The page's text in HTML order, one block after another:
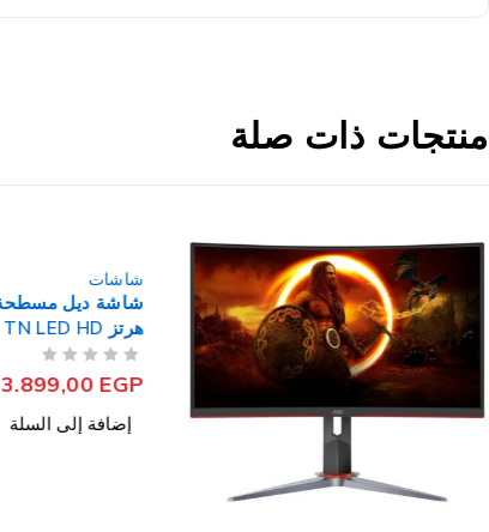
منتجات ذات صلة
شاشات
هرتز E1920H TN LED HD
3.899,00EGP
إضافة إلى السلة